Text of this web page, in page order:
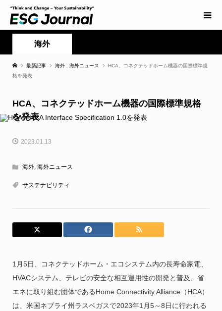
海外
最新記事 海外 海外ニュース
HCA、コネクテッドホーム機器の国際標準規
格を発表
HCA、コネクテッドホーム機器の国際標準規格
を発表
2023.01.13
海外, 海外ニュース
サステナビリティ
1月5日、コネクテッドホーム・エコシステム内の長寿命家電、
HVACシステム、テレビの安全な相互運用性の開発と普及、省
エネに取り組む団体であるHome Connectivity Alliance（HCA）
は、米国ネブライ州ラスベガスで2023年1月5～8日に行われる